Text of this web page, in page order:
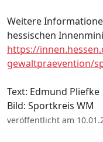
Weitere
hessischen
https://
gewaltpraevention/
Text: Edmund Pliefke
Bild: Sportkreis WM
veröffentlicht am